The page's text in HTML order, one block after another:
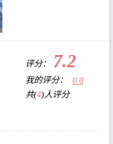
评分： 7.2
我的评分：
0.0
共(4)人评分